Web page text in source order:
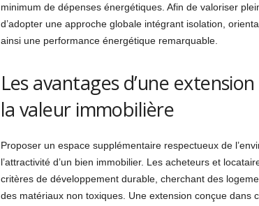
minimum de dépenses énergétiques. Afin de valoriser
d’adopter une approche globale intégrant isolation,
ainsi une performance énergétique remarquable.
Les avantages d’une
la valeur immobilière
Proposer un espace supplémentaire respectueux de
l’attractivité d’un bien immobilier. Les acheteurs et
critères de développement durable, cherchant des
des matériaux non toxiques. Une extension conçue dans